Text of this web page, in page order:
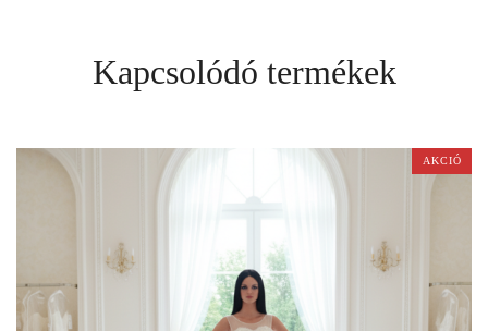
Kapcsolódó termékek
AKCIÓ